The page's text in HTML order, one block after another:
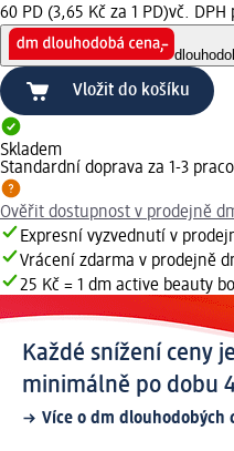
60 PD (3,65 Kč za 1 PD)vč. DPH
Vložit do košíku
Skladem
Standardní doprava za 1-3
Ověřit dostupnost v prodejně
Expresní vyzvednutí v
Vrácení zdarma v prodejně
25 Kč = 1 dm active beauty
Každé snížení ceny
minimálně po dobu
Více o dm dlouhodobých